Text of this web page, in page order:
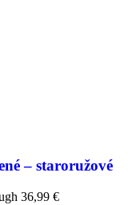
– staroružové
36,99 €